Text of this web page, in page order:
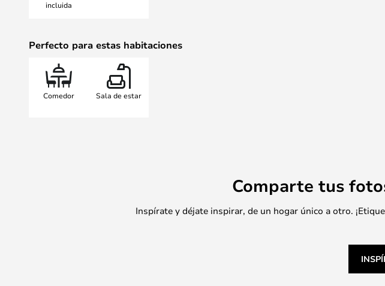
incluida
Perfecto para estas habitaciones
Comedor Sala de estar
Comparte tus
Inspírate y déjate inspirar, de un hogar único a otro.